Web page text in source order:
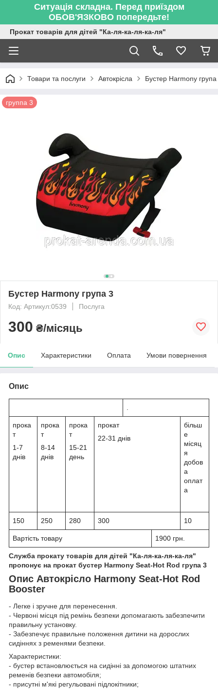
Ситуація складна. Перед приїздом
ОБОВ'ЯЗКОВО попередьте!
Прокат товарів для дітей "Ка-ля-ка-ля-ка-ля"
Товари та послуги Автокрісла Бустер Harmony
группа 3
Бустер Harmony група 3
Код: Артикул:0539 Послуга
300 ₴/місяць
Опис Характеристики Оплата Умови повернення
Опис
прока
т
1-7
днів
прока
т
8-14
днів
прока
т
15-21
день
прокат
22-31 днів
більш
е
місяц
я
добов
а
оплат
а
150 250 280 300 10
Вартість товару 1900 грн.
Служба прокату товарів для дітей "Ка-ля-ка-ля-ка-ля"
пропонує на прокат бустер Harmony Seat-Hot Rod група 3
Опис Автокрісло Harmony Seat-Hot Rod
Booster
- Легке і зручне для перенесення.
- Червоні місця під ремінь безпеки допомагають забезпечити
правильну установку.
- Забезпечує правильне положення дитини на дорослих
сидіннях з ременями безпеки.
Характеристики:
- бустер встановлюється на сидінні за допомогою штатних
ременів безпеки автомобіля;
- присутні м'які регульовані підлокітники;